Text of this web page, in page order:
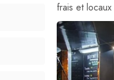
frais et